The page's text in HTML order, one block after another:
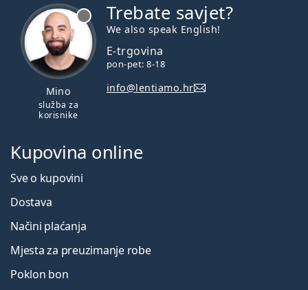
Mino
služba za
korisnike
Trebate savjet?
We also speak English!
E-trgovina
pon-pet: 8-18
info@lentiamo.hr
Kupovina online
Sve o kupovini
Dostava
Načini plaćanja
Mjesta za preuzimanje robe
Poklon bon